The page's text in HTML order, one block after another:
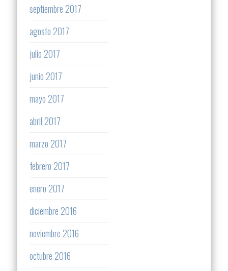
septiembre 2017
agosto 2017
julio 2017
junio 2017
mayo 2017
abril 2017
marzo 2017
febrero 2017
enero 2017
diciembre 2016
noviembre 2016
octubre 2016